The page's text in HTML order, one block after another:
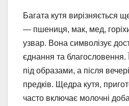
Багата кутя вирізняється
— пшениця, мак, мед,
узвар. Вона символізує
єднання та благословення.
під образами, а після
предків. Щедра кутя,
часто включає молочні